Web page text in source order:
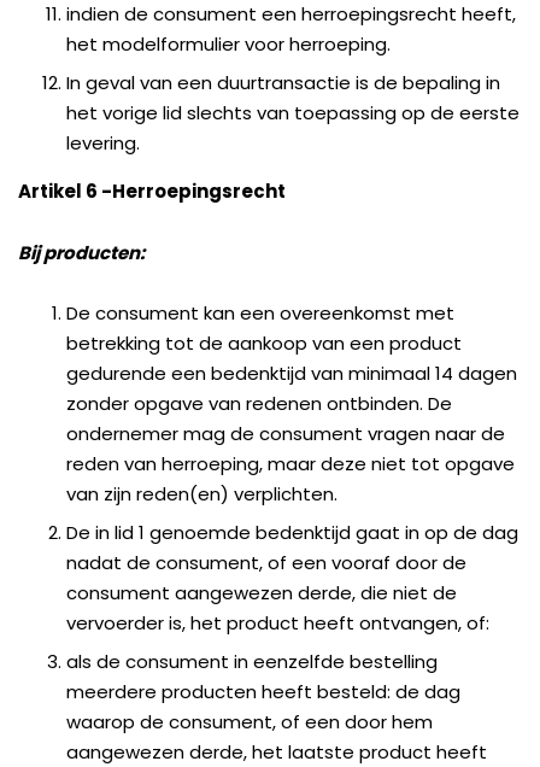
indien de consument een herroepingsrecht heeft,
het modelformulier voor herroeping.
In geval van een duurtransactie is de bepaling in
het vorige lid slechts van toepassing op de eerste
levering.
Artikel 6 -Herroepingsrecht
Bij producten:
De consument kan een overeenkomst met
betrekking tot de aankoop van een product
gedurende een bedenktijd van minimaal 14 dagen
zonder opgave van redenen ontbinden. De
ondernemer mag de consument vragen naar de
reden van herroeping, maar deze niet tot opgave
van zijn reden(en) verplichten.
De in lid 1 genoemde bedenktijd gaat in op de dag
nadat de consument, of een vooraf door de
consument aangewezen derde, die niet de
vervoerder is, het product heeft ontvangen, of:
als de consument in eenzelfde bestelling
meerdere producten heeft besteld: de dag
waarop de consument, of een door hem
aangewezen derde, het laatste product heeft